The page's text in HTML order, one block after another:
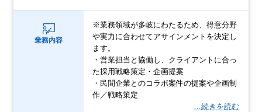
業務内容
※業務領域が多岐にわたるため、得意分野
や実力に合わせてアサインメントを決定し
ます。
・営業担当と協働し、クライアントに合っ
た採用戦略策定・企画提案
・民間企業とのコラボ案件の提案や企画制
作／戦略策定
…続きを読む